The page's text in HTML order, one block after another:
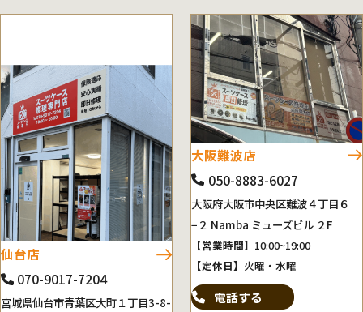
仙台店
070-9017-7204
宮城県仙台市青葉区大町１丁目3-8-
大阪難波店
050-8883-6027
大阪府大阪市中央区難波４丁目６
−２ Namba ミューズビル ２F
【営業時間】 10:00~19:00
【定休日】 火曜・水曜
電話する